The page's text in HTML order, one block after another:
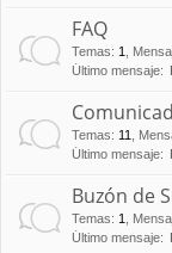
FAQ
Temas: 1
Último mensaje:
Temas: 11
Último mensaje:
Buzón de
Temas: 1
Último mensaje: